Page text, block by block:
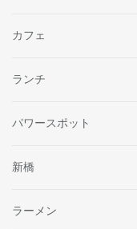
カフェ
ランチ
パワースポット
新橋
ラーメン